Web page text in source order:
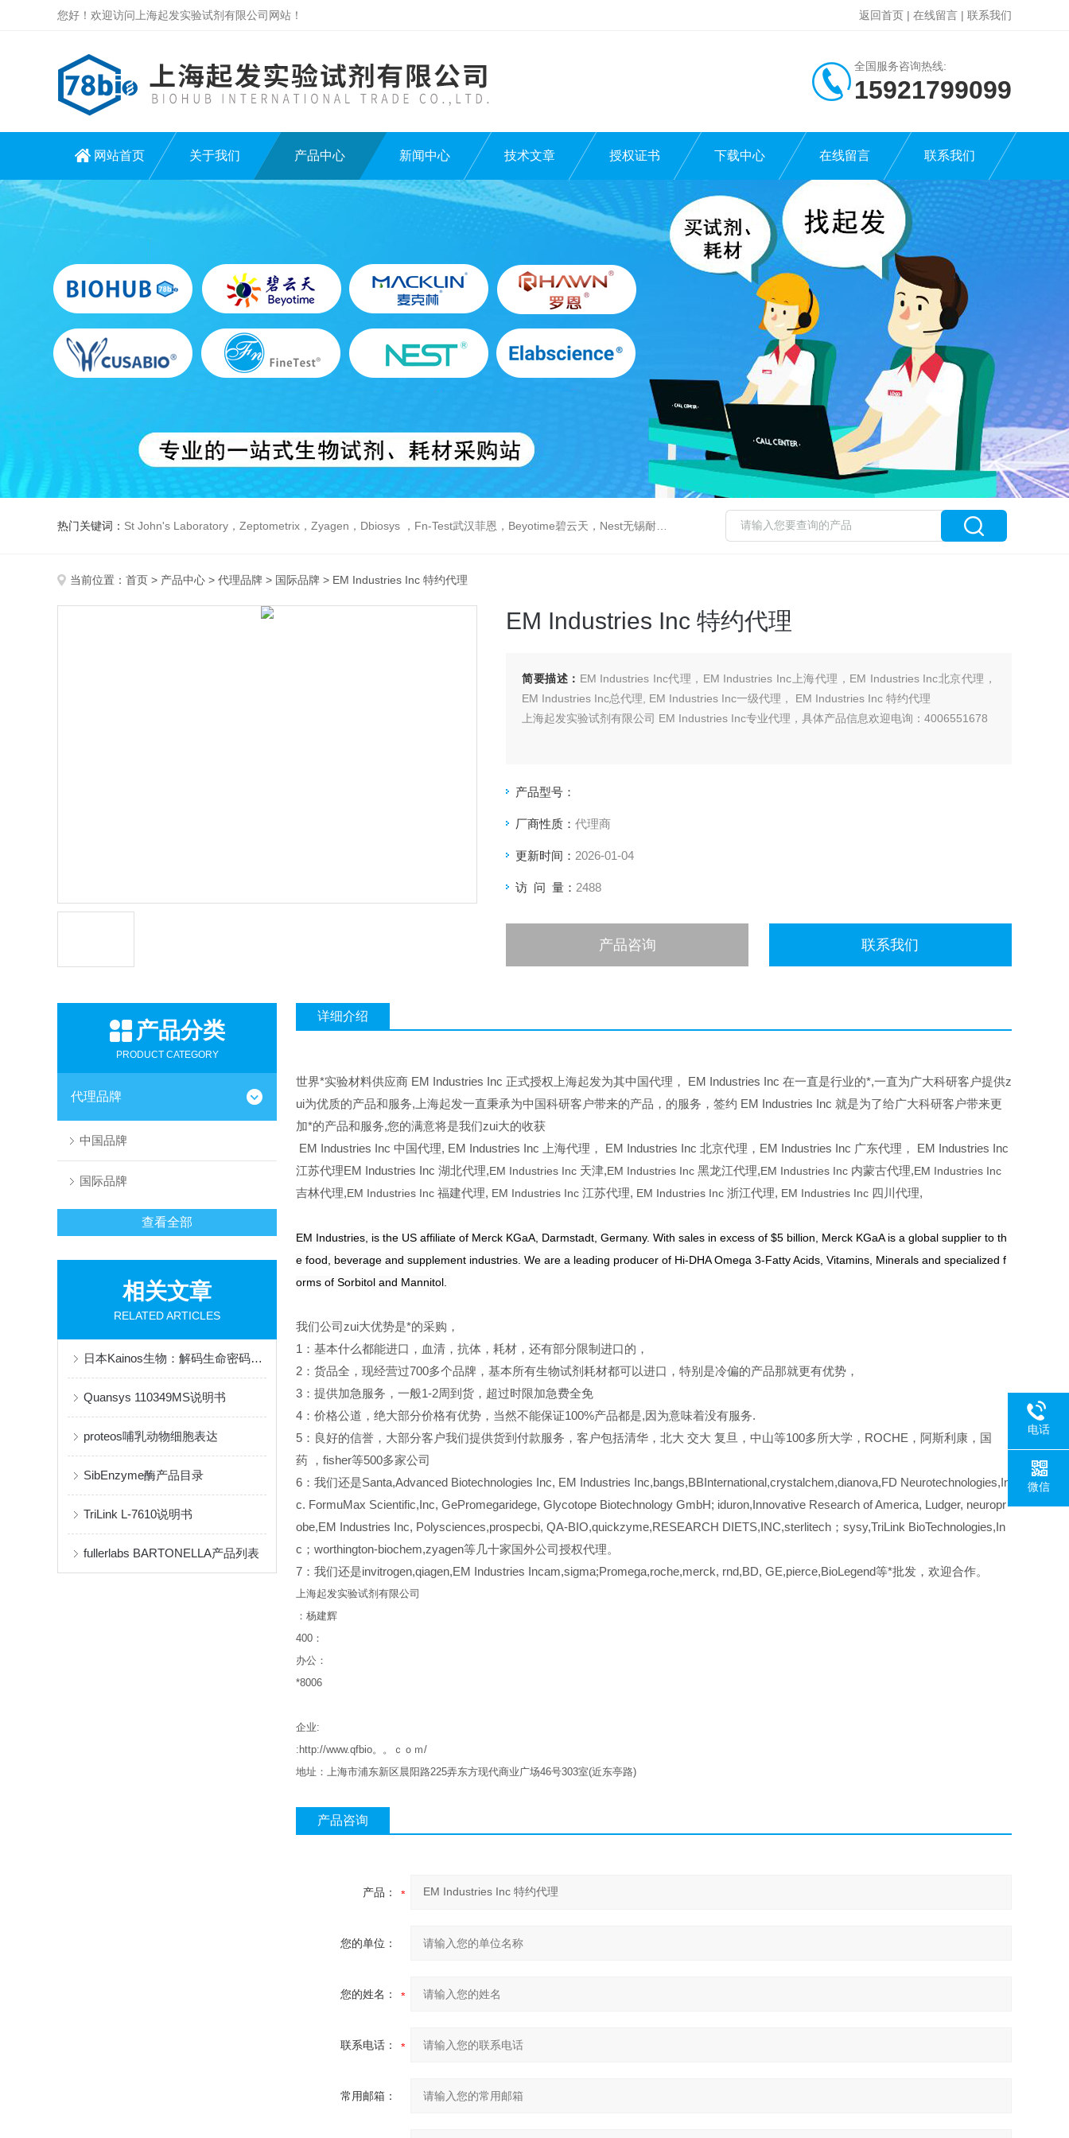
您好！欢迎访问上海起发实验试剂有限公司网站！ 返回首页 | 在线留言 | 联系我们
全国服务咨询热线:
15921799099
网站首页 关于我们 产品中心 新闻中心 技术文章 授权证书 下载中心 在线留言 联系我们
热门关键词： St John's Laboratory，Zeptometrix，Zyagen，Dbiosys ，Fn-Test武汉菲恩，Beyotime碧云天，Nest无锡耐思，Elabscience伊莱瑞特，Macklin麦克林生物，Cobioer科佰生物
当前位置： 首页 > 产品中心 > 代理品牌 > 国际品牌 > EM Industries Inc 特约代理
EM Industries Inc 特约代理
简要描述： EM Industries Inc代理，EM Industries Inc上海代理，EM Industries Inc北京代理，
EM Industries Inc总代理, EM Industries Inc一级代理， EM Industries Inc 特约代理
上海起发实验试剂有限公司 EM Industries Inc专业代理，具体产品信息欢迎电询：4006551678
产品型号：
厂商性质： 代理商
更新时间： 2026-01-04
访 问 量： 2488
产品咨询 联系我们
产品分类
PRODUCT CATEGORY
代理品牌
中国品牌
国际品牌
查看全部
相关文章
RELATED ARTICLES
日本Kainos生物：解码生命密码，创新全球健康科技
Quansys 110349MS说明书
proteos哺乳动物细胞表达
SibEnzyme酶产品目录
TriLink L-7610说明书
fullerlabs BARTONELLA产品列表
详细介绍
世界*实验材料供应商 EM Industries Inc 正式授权上海起发为其中国代理， EM Industries Inc 在一直是行业的*,一直为广大科研客户提供z
ui为优质的产品和服务,上海起发一直秉承为中国科研客户带来的产品，的服务，签约 EM Industries Inc 就是为了给广大科研客户带来更
加*的产品和服务,您的满意将是我们zui大的收获
EM Industries Inc 中国代理, EM Industries Inc 上海代理， EM Industries Inc 北京代理，EM Industries Inc 广东代理， EM Industries Inc
江苏代理EM Industries Inc 湖北代理,EM Industries Inc 天津,EM Industries Inc 黑龙江代理,EM Industries Inc 内蒙古代理,EM Industries Inc
吉林代理,EM Industries Inc 福建代理, EM Industries Inc 江苏代理, EM Industries Inc 浙江代理, EM Industries Inc 四川代理,
EM Industries, is the US affiliate of Merck KGaA, Darmstadt, Germany. With sales in excess of $5 billion, Merck KGaA is a global supplier to th
e food, beverage and supplement industries. We are a leading producer of Hi-DHA Omega 3-Fatty Acids, Vitamins, Minerals and specialized f
orms of Sorbitol and Mannitol.
我们公司zui大优势是*的采购，
1
：基本什么都能进口，血清，抗体，耗材，还有部分限制进口的，
2 ：货品全，现经营过700多个品牌，基本所有生物试剂耗材都可以进口，特别是冷偏的产品那就更有优势，
3 ：提供加急服务，一般1-2周到货，超过时限加急费全免
4 ：价格公道，绝大部分价格有优势，当然不能保证100%产品都是,因为意味着没有服务.
5 ：良好的信誉，大部分客户我们提供货到付款服务，客户包括清华，北大 交大 复旦，中山等100多所大学，ROCHE，阿斯利康，国
药
，fisher等500多家公司
6 ：我们还是Santa,Advanced Biotechnologies Inc, EM Industries Inc,bangs,BBInternational,crystalchem,dianova,FD Neurotechnologies,In
c. FormuMax Scientific,Inc, GePromegaridege, Glycotope Biotechnology GmbH; iduron,Innovative Research of America, Ludger, neuropr
obe,EM Industries Inc, Polysciences,prospecbi, QA-BIO,quickzyme,RESEARCH DIETS,INC,sterlitech；sysy,TriLink BioTechnologies,In
c；worthington-biochem,zyagen等几十家国外公司授权代理。
7：我们还是invitrogen,qiagen,EM Industries Incam,sigma;Promega,roche,merck, rnd,BD, GE,pierce,BioLegend等*批发，欢迎合作。
上海起发实验试剂有限公司
：杨建辉
400 ：
办公：
*8006
企业:
:http://www.qfbio。。ｃｏｍ/
地址：上海市浦东新区晨阳路225弄东方现代商业广场46号303室(近东亭路)
产品咨询
产品：
您的单位：
您的姓名：
联系电话：
常用邮箱：
电话
微信